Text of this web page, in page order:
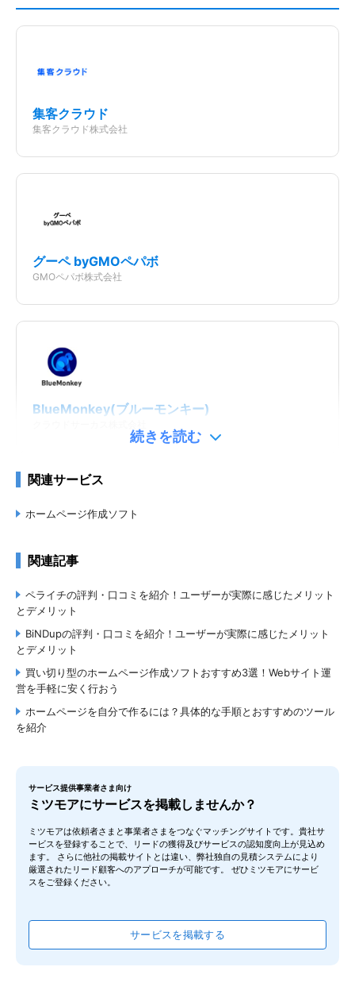
ソフトウェアを探す
集客クラウド
集客クラウド株式会社
グーペ byGMOペパボ
GMOペパボ株式会社
BlueMonkey(ブルーモンキー)
BiNDup（バインドアップ）
株式会社ウェブライフ
Crayon（クレヨン）
株式会社ハンズ
FREE CODE（フリーコード）
株式会社アドテクニカ
続きを読む
関連サービス
ホームページ作成ソフト
関連記事
ペライチの評判・口コミを紹介！ユーザーが実際に感じたメリット
とデメリット
BiNDupの評判・口コミを紹介！ユーザーが実際に感じたメリット
とデメリット
買い切り型のホームページ作成ソフトおすすめ3選！Webサイト運
営を手軽に安く行おう
ホームページを自分で作るには？具体的な手順とおすすめのツール
を紹介
サービス提供事業者さま向け
ミツモアにサービスを掲載しませんか？
ミツモアは依頼者さまと事業者さまをつなぐマッチングサイトです。貴社サ
ービスを登録することで、リードの獲得及びサービスの認知度向上が見込め
ます。 さらに他社の掲載サイトとは違い、弊社独自の見積システムにより
厳選されたリード顧客へのアプローチが可能です。 ぜひミツモアにサービ
スをご登録ください。
サービスを掲載する